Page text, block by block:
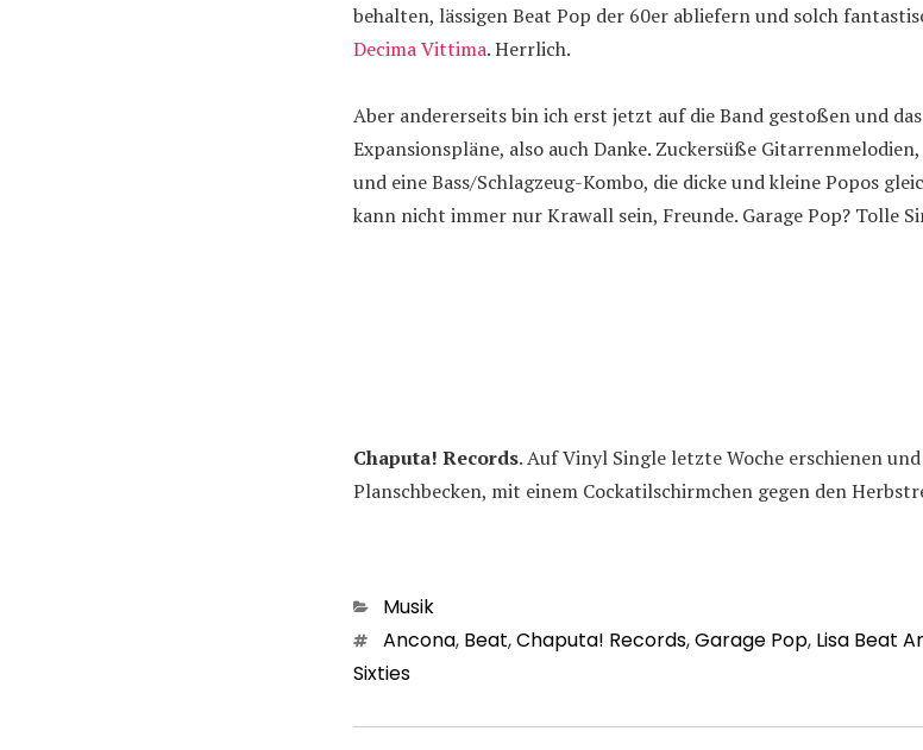
behalten, lässigen Beat Pop der 60er abliefern und solch
Decima Vittima. Herrlich.
Aber andererseits bin ich erst jetzt auf die Band gestoßen und
Expansionspläne, also auch Danke. Zuckersüße
und eine Bass/Schlagzeug-Kombo, die dicke und kleine Popos
kann nicht immer nur Krawall sein, Freunde. Garage Pop? Tolle
Chaputa! Records. Auf Vinyl Single letzte Woche erschienen
Planschbecken, mit einem Cockatilschirmchen gegen den
Kategorien
Musik
Schlagwörter
Ancona, Beat,Chaputa! Records,Garage Pop, Lisa Beat
Sixties